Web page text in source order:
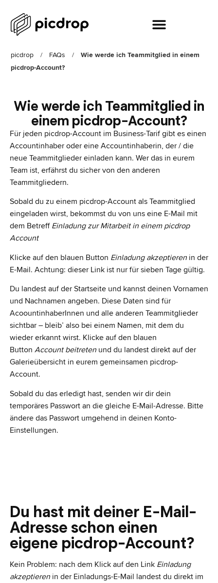
picdrop / FAQs /
Wie werde ich Teammitglied in einem
picdrop-Account?
Wie werde ich Teammitglied in
einem picdrop-Account?
Für jeden picdrop-Account im Business-Tarif gibt es einen
Accountinhaber oder eine Accountinhaberin, der / die
neue Teammitglieder einladen kann. Wer das in eurem
Team ist, erfährst du sicher von den anderen
Teammitgliedern.
Sobald du zu einem picdrop-Account als Teammitglied
eingeladen wirst, bekommst du von uns eine E-Mail mit
dem BetreffEinladung zur Mitarbeit in einem picdrop
Account
Klicke auf den blauen Button Einladung akzeptieren in der
E-Mail. Achtung: dieser Link ist nur für sieben Tage gültig.
Du landest auf der Startseite und kannst deinen Vornamen
und Nachnamen angeben. Diese Daten sind für
AcoountinhaberInnen und alle anderen Teammitglieder
sichtbar – bleib’ also bei einem Namen, mit dem du
wieder erkannt wirst. Klicke auf den blauen
Button Account beitreten und du landest direkt auf der
Galerieübersicht in eurem gemeinsamen picdrop-
Account.
Sobald du das erledigt hast, senden wir dir dein
temporäres Passwort an die gleiche E-Mail-Adresse. Bitte
ändere das Passwort umgehend in deinen Konto-
Einstellungen.
Du hast mit deiner E-Mail-
Adresse schon einen
eigene picdrop-Account?
Kein Problem: nach dem Klick auf den Link Einladung
akzeptieren in der Einladungs-E-Mail landest du direkt im